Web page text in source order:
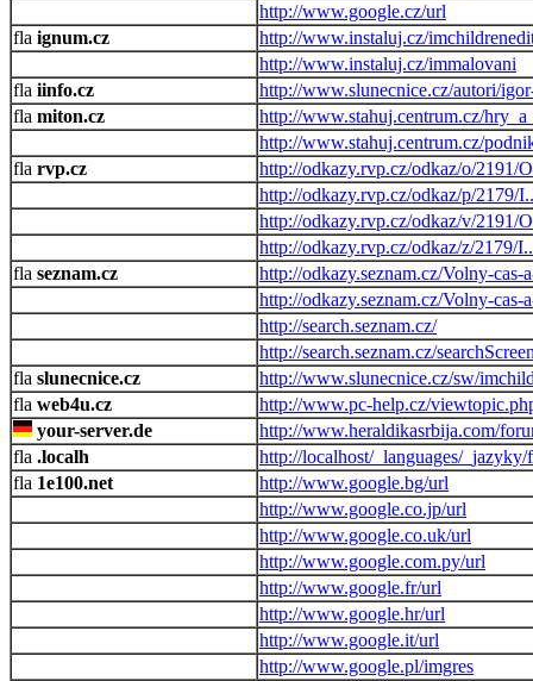
http://www.google.cz/url
ignum.cz
http://www.instaluj.cz/
http://www.instaluj.cz/immalovani
iinfo.cz
http://www.slunecnice.cz/autori/
miton.cz
http://www.stahuj.centrum.cz/
http://www.stahuj.centrum.cz/
rvp.cz
http://odkazy.rvp.cz/odkaz/o/
http://odkazy.rvp.cz/odkaz/p/
http://odkazy.rvp.cz/odkaz/v/
http://odkazy.rvp.cz/odkaz/z/
seznam.cz
http://odkazy.seznam.cz/Volny-
http://odkazy.seznam.cz/Volny-
http://search.seznam.cz/
http://search.seznam.cz/
slunecnice.cz
http://www.slunecnice.cz/sw/
web4u.cz
http://www.pc-help.cz/
your-server.de
http://www.heraldikasrbija.com/
.localh
http://localhost/_languages/
1e100.net
http://www.google.bg/url
http://www.google.co.jp/url
http://www.google.co.uk/url
http://www.google.com.py/url
http://www.google.fr/url
http://www.google.hr/url
http://www.google.it/url
http://www.google.pl/imgres